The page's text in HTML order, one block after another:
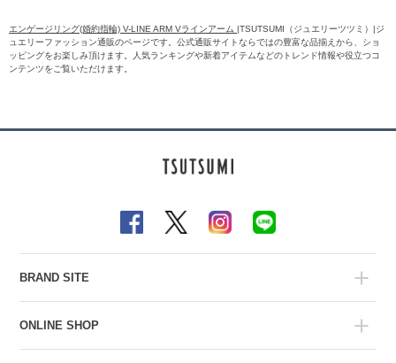
エンゲージリング(婚約指輪) V-LINE ARM Vラインアーム |TSUTSUMI（ジュエリーツツミ）|ジ
ュエリーファッション通販のページです。公式通販サイトならではの豊富な品揃えから、ショ
ッピングをお楽しみ頂けます。人気ランキングや新着アイテムなどのトレンド情報や役立つコ
ンテンツをご覧いただけます。
BRAND SITE
ONLINE SHOP